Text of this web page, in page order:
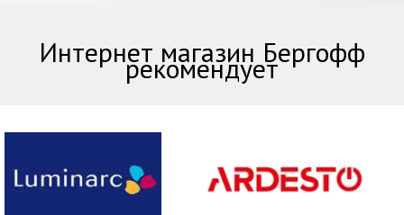
Интернет магазин Бергофф
рекомендует